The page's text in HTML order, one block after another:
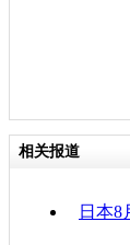
相关报道
日本8